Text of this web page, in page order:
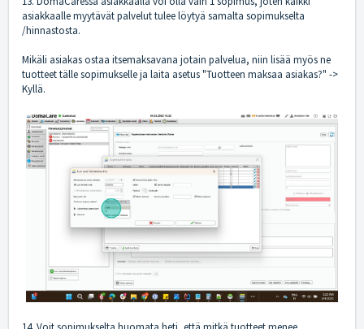
asiakkaalle myytävät palvelut tulee löytyä samalta sopimukselta
/hinnastosta.
Mikäli asiakas ostaa itsemaksavana jotain palvelua, niin lisää myös ne
tuotteet tälle sopimukselle ja laita asetus "Tuotteen maksaa asiakas?" ->
Kyllä.